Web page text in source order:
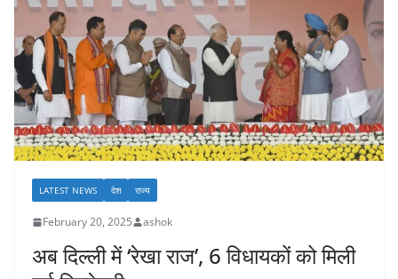
LATEST NEWS देश राज्य
February 20, 2025 ashok
अब दिल्ली में ‘रेखा राज’, 6 विधायकों को मिली